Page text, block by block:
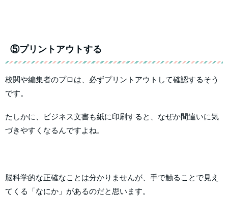
⑤プリントアウトする
校閲や編集者のプロは、必ずプリントアウトして確認するそう
です。
たしかに、ビジネス文書も紙に印刷すると、なぜか間違いに気
づきやすくなるんですよね。
脳科学的な正確なことは分かりませんが、手で触ることで見え
てくる「なにか」があるのだと思います。